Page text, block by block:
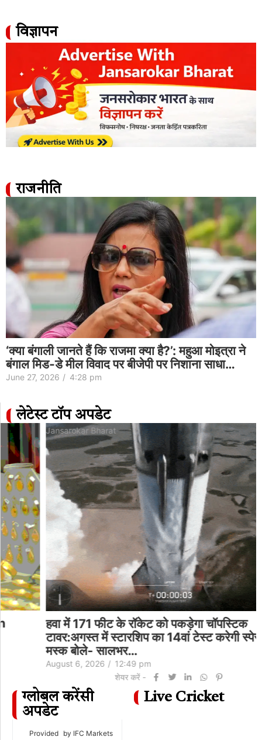
विज्ञापन
राजनीति
‘क्या बंगाली जानते हैं कि राजमा क्या है?’: महुआ मोइत्रा ने
बंगाल मिड-डे मील विवाद पर बीजेपी पर निशाना साधा…
June 27, 2026 / 4:28 pm
लेटेस्ट टॉप अपडेट
Jansarokar Bharat
हवा में 171 फीट के रॉकेट को पकड़ेगा चॉपस्टिक
टावर:अगस्त में स्टारशिप का 14वां टेस्ट करेगी स्पेसएक्स;
मस्क बोले- सालभर…
August 6, 2026 / 12:49 pm
ग्लोबल करेंसी
अपडेट
Provided by IFC Markets
Live Cricket